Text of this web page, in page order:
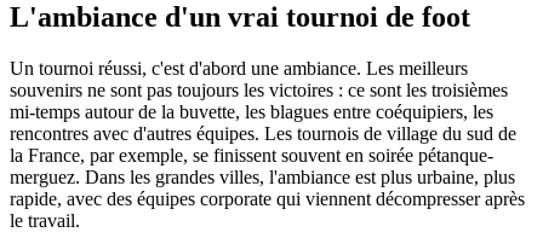
L'ambiance d'un vrai tournoi de foot
Un tournoi réussi, c'est d'abord une ambiance. Les meilleurs
souvenirs ne sont pas toujours les victoires : ce sont les troisièmes
mi-temps autour de la buvette, les blagues entre coéquipiers, les
rencontres avec d'autres équipes. Les tournois de village du sud de
la France, par exemple, se finissent souvent en soirée pétanque-
merguez. Dans les grandes villes, l'ambiance est plus urbaine, plus
rapide, avec des équipes corporate qui viennent décompresser après
le travail.